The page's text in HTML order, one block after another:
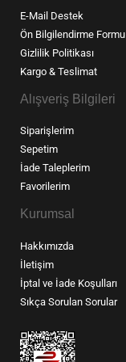
E-Mail Destek
Ön Bilgilendirme Formu
Gizlilik Politikası
Kargo & Teslimat
Alışveriş Bilgileri
Siparişlerim
Sepetim
İade Taleplerim
Favorilerim
Kurumsal
Hakkımızda
İletişim
İptal ve İade Koşulları
Sıkça Sorulan Sorular